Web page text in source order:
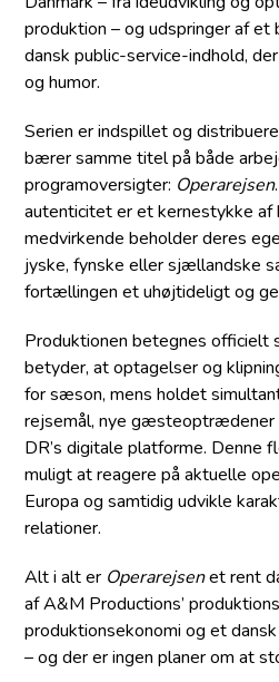
produktion – og udspringer af
dansk public-service-indhold,
og humor.
Serien er indspillet og
bærer samme titel på både
programoversigter: Operarejsen
autenticitet er et kernestykke af
medvirkende beholder deres
jyske, fynske eller sjællandske
fortællingen et uhøjtideligt og
Produktionen betegnes officielt
betyder, at optagelser og
for sæson, mens holdet
rejsemål, nye gæsteoptrædener
DR’s digitale platforme. Denne
muligt at reagere på aktuelle
Europa og samtidig udvikle
relationer.
Alt i alt er Operarejsenet rent
af A&M Productions’
produktionsekonomi og et
– og der er ingen planer om at